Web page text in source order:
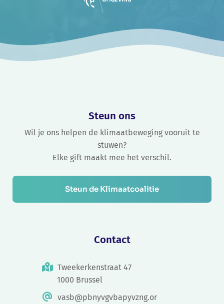
Steun ons
Wil je ons helpen de klimaatbeweging vooruit te
stuwen?
Elke gift maakt mee het verschil.
Steun de Klimaatcoalitie
Contact
Tweekerkenstraat 47
1000 Brussel
vasb@pbnyvgvbapyvzng.or